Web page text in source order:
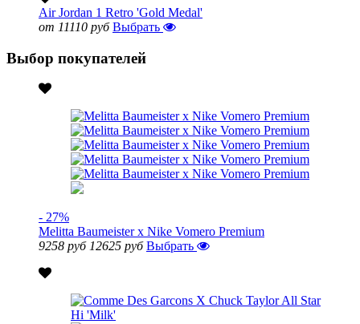
Air Jordan 1 Retro 'Gold Medal'
от 11110 руб Выбрать
Выбор покупателей
- 27%
Melitta Baumeister x Nike Vomero Premium
9258 руб 12625 руб Выбрать